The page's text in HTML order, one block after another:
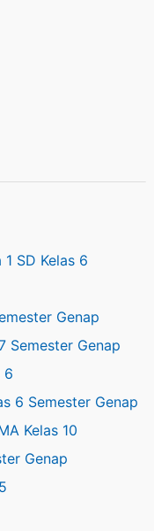
SD Kelas 6
Genap
Semester Genap
6
6 Semester Genap
Kelas 10
Genap